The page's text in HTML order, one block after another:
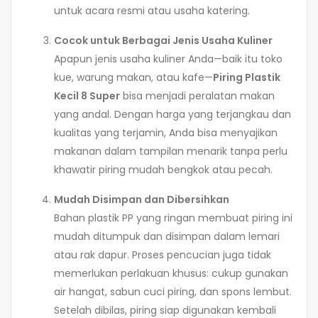
untuk acara resmi atau usaha katering.
Cocok untuk Berbagai Jenis Usaha Kuliner
Apapun jenis usaha kuliner Anda—baik itu toko
kue, warung makan, atau kafe—Piring Plastik
Kecil 8 Super bisa menjadi peralatan makan
yang andal. Dengan harga yang terjangkau dan
kualitas yang terjamin, Anda bisa menyajikan
makanan dalam tampilan menarik tanpa perlu
khawatir piring mudah bengkok atau pecah.
Mudah Disimpan dan Dibersihkan
Bahan plastik PP yang ringan membuat piring ini
mudah ditumpuk dan disimpan dalam lemari
atau rak dapur. Proses pencucian juga tidak
memerlukan perlakuan khusus: cukup gunakan
air hangat, sabun cuci piring, dan spons lembut.
Setelah dibilas, piring siap digunakan kembali